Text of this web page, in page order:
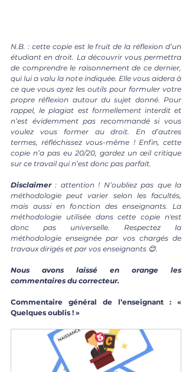
N.B. : cette copie est le fruit de la réflexion d’un
étudiant en droit. La découvrir vous permettra
de comprendre le raisonnement de ce dernier,
qui lui a valu la note indiquée. Elle vous aidera à
ce que vous ayez les outils pour formuler votre
propre réflexion autour du sujet donné. Pour
rappel, le plagiat est formellement interdit et
n’est évidemment pas recommandé si vous
voulez vous former au droit. En d’autres
termes, réfléchissez vous-même ! Enfin, cette
copie n’a pas eu 20/20, gardez un œil critique
sur ce travail qui n’est donc pas parfait.
Disclaimer : attention ! N’oubliez pas que la
méthodologie peut varier selon les facultés,
mais aussi en fonction des enseignants. La
méthodologie utilisée dans cette copie n'est
donc pas universelle. Respectez la
méthodologie enseignée par vos chargés de
travaux dirigés et par vos enseignants 😊.
Nous avons laissé en orange les
commentaires du correcteur.
Commentaire général de l’enseignant : «
Quelques oublis ! »